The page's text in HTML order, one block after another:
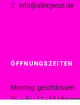
info@alexgiese.de
ÖFFNUNGSZEITEN
Montag: geschlossen
Di. – Fr.: 11–15 Uhr